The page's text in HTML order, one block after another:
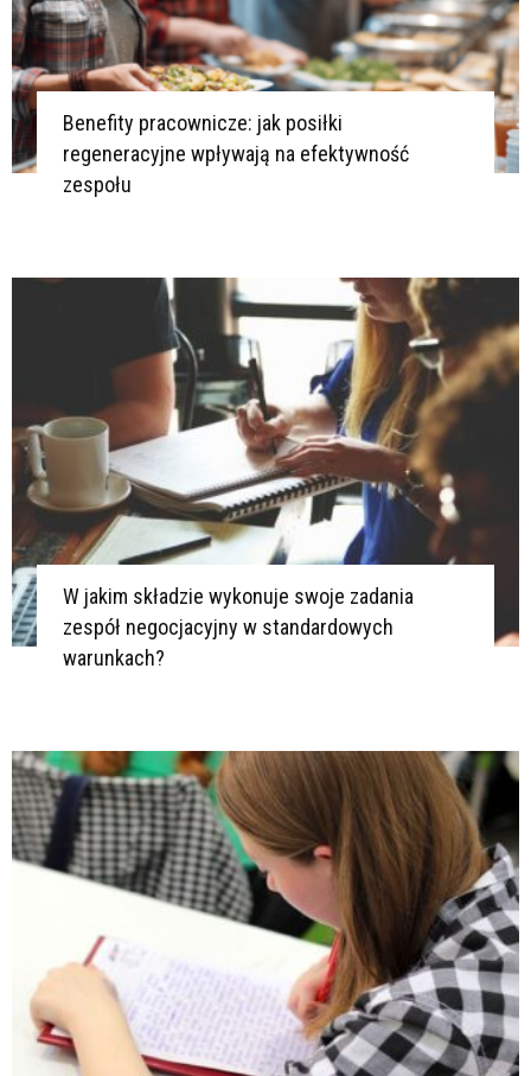
Benefity pracownicze: jak posiłki
regeneracyjne wpływają na efektywność
zespołu
W jakim składzie wykonuje swoje zadania
zespół negocjacyjny w standardowych
warunkach?